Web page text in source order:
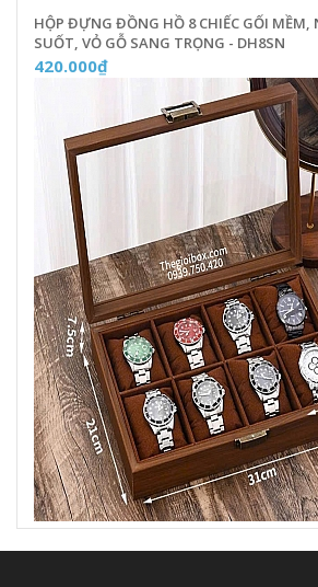
HỘP ĐỰNG ĐỒNG HỒ 8 CHIẾC GỐI MỀM,
SUỐT, VỎ GỖ SANG TRỌNG - DH8SN
420.000₫